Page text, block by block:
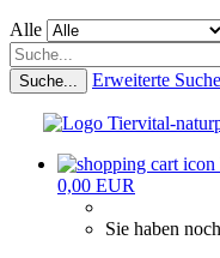
Alle
Suche... Erweiterte Suche
0,00 EUR
Sie haben